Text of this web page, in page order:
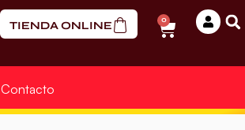
TIENDA ONLINE 0
Contacto